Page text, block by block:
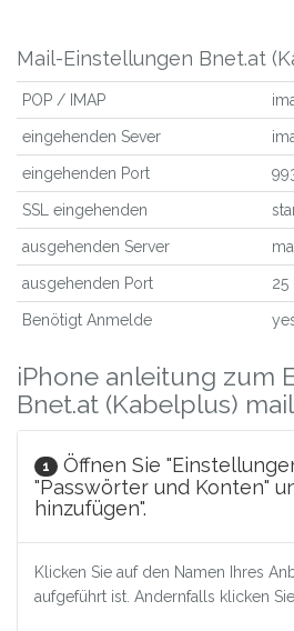
Mail-Einstellungen Bnet.at
POP / IMAP
eingehenden Sever
eingehenden Port
SSL eingehenden
ausgehenden Server
ausgehenden Port 25
Benötigt Anmelde
iPhone anleitung zum
Bnet.at (Kabelplus) mail
1
Öffnen Sie
"Passwörter und Konten"
hinzufügen".
Klicken Sie auf den Namen Ihres
aufgeführt ist. Andernfalls klicken